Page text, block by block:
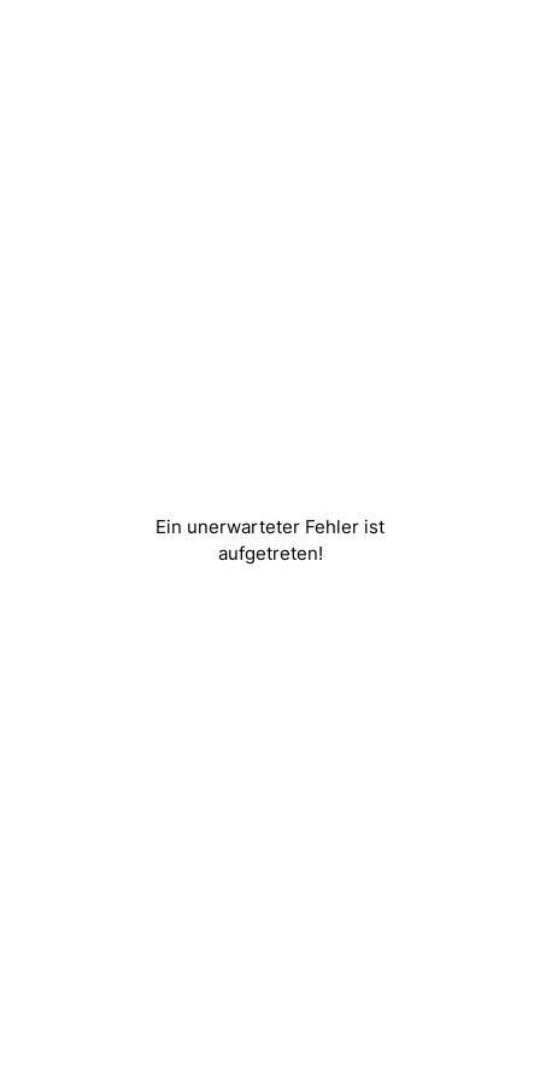
Ein unerwarteter Fehler ist
aufgetreten!